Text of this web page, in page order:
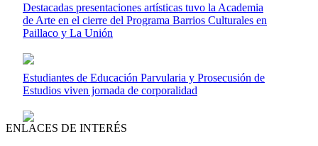
Destacadas presentaciones artísticas tuvo la Academia
de Arte en el cierre del Programa Barrios Culturales en
Paillaco y La Unión
Estudiantes de Educación Parvularia y Prosecusión de
Estudios viven jornada de corporalidad
ENLACES DE INTERÉS